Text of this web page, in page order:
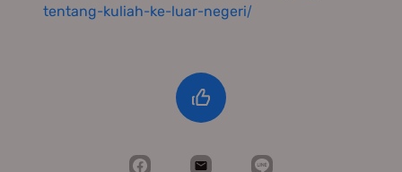
tentang-kuliah-ke-luar-negeri/